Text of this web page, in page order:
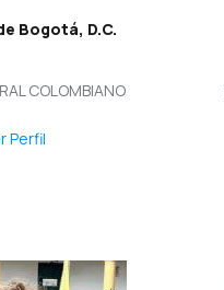
Bogotá, D.C.
COLOMBIANO
Perfil